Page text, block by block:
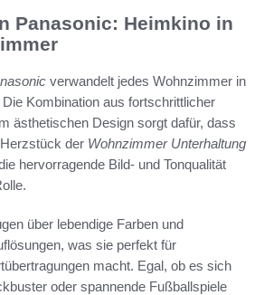
Panasonic: Heimkino in
verwandelt jedes Wohnzimmer in
Die Kombination aus fortschrittlicher
ästhetischen Design sorgt dafür, dass
der Wohnzimmer Unterhaltung
hervorragende Bild- und Tonqualität
über lebendige Farben und
was sie perfekt für
macht. Egal, ob es sich
oder spannende Fußballspiele